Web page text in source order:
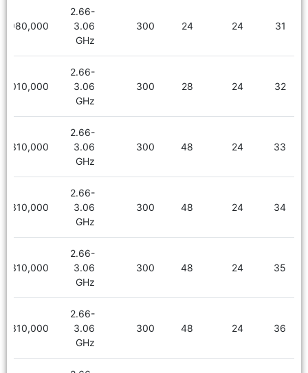
31
24
24
300
2.66-
3.06
GHz
1,980,000
32
24
28
300
2.66-
3.06
GHz
2,010,000
33
24
48
300
2.66-
3.06
GHz
2,310,000
34
24
48
300
2.66-
3.06
GHz
2,310,000
35
24
48
300
2.66-
3.06
GHz
2,310,000
36
24
48
300
2.66-
3.06
GHz
2,310,000